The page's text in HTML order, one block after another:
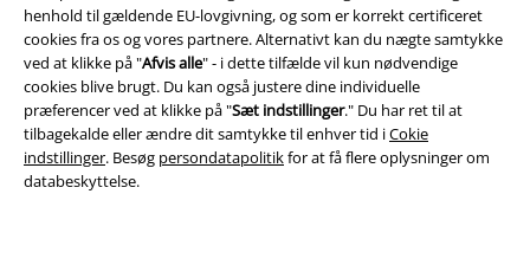
henhold til gældende EU-lovgivning, og som er korrekt certificeret
cookies fra os og vores partnere. Alternativt kan du nægte samtykke
ved at klikke på "Afvis alle" - i dette tilfælde vil kun nødvendige
cookies blive brugt. Du kan også justere dine individuelle
præferencer ved at klikke på "Sæt indstillinger." Du har ret til at
tilbagekalde eller ændre dit samtykke til enhver tid iCokie
indstillinger. Besøg persondatapolitikfor at få flere oplysninger om
databeskyttelse.
Persondatapolitik
Bortskaffelse af affald og miljøbeskyttelse
Overensstemmelseserklæring
Oplysninger om tilgængelighed